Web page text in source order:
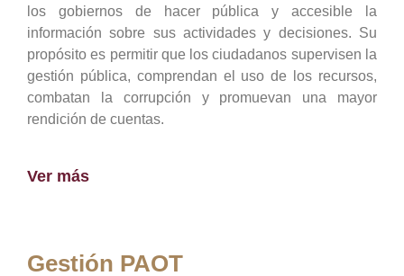
los gobiernos de hacer pública y accesible la
información sobre sus actividades y decisiones. Su
propósito es permitir que los ciudadanos supervisen la
gestión pública, comprendan el uso de los recursos,
combatan la corrupción y promuevan una mayor
rendición de cuentas.
Ver más
Gestión PAOT